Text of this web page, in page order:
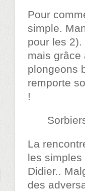
Pour
simple.
pour les
mais grâce
plongeons
remporte
!
La
les
Didier..
des